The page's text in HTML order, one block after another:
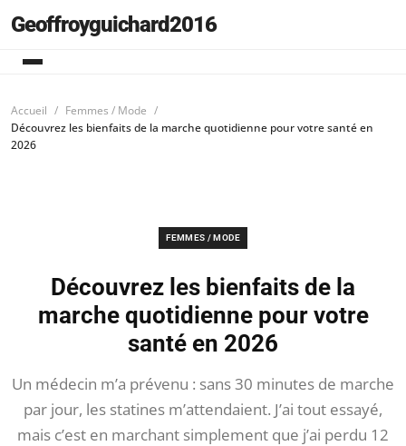
Geoffroyguichard2016
Accueil
Femmes / Mode
Découvrez les bienfaits de la marche quotidienne pour votre santé en
2026
FEMMES / MODE
Découvrez les bienfaits de la
marche quotidienne pour votre
santé en 2026
Un médecin m’a prévenu : sans 30 minutes de marche
par jour, les statines m’attendaient. J’ai tout essayé,
mais c’est en marchant simplement que j’ai perdu 12